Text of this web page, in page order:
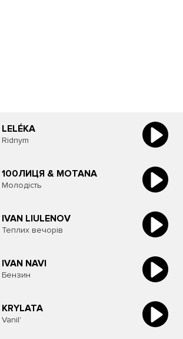
LELÉKA
Ridnym
100ЛИЦЯ & MOTANA
Молодість
IVAN LIULENOV
Теплих вечорів
IVAN NAVI
Бензин
KRYLATA
Vanil'